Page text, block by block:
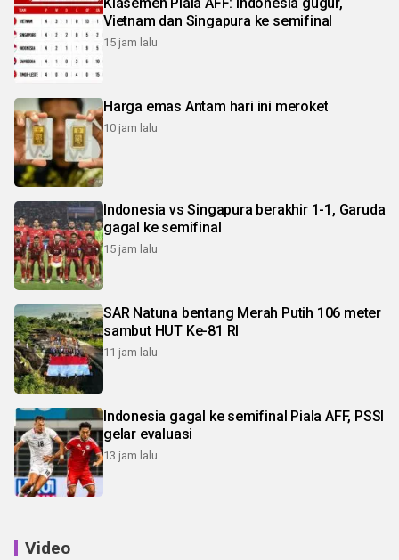
Vietnam dan Singapura ke semifinal
15 jam lalu
Harga emas Antam hari ini meroket
10 jam lalu
Indonesia vs Singapura berakhir 1-1, Garuda
gagal ke semifinal
15 jam lalu
SAR Natuna bentang Merah Putih 106 meter
sambut HUT Ke-81 RI
11 jam lalu
Indonesia gagal ke semifinal Piala AFF, PSSI
gelar evaluasi
13 jam lalu
Video